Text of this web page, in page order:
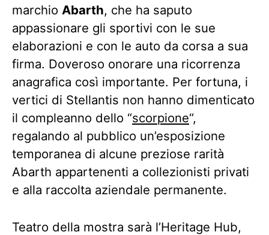
marchio Abarth, che ha saputo
appassionare gli sportivi con le sue
elaborazioni e con le auto da corsa a sua
firma. Doveroso onorare una ricorrenza
anagrafica così importante. Per fortuna, i
vertici di Stellantis non hanno dimenticato
il compleanno dello “scorpione“,
regalando al pubblico un’esposizione
temporanea di alcune preziose rarità
Abarth appartenenti a collezionisti privati
e alla raccolta aziendale permanente.
Teatro della mostra sarà l’Heritage Hub,